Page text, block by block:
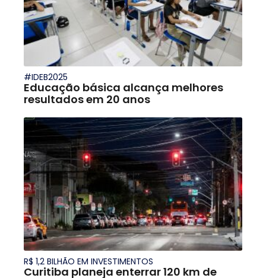
#IDEB2025
Educação básica alcança melhores
resultados em 20 anos
R$ 1,2 BILHÃO EM INVESTIMENTOS
Curitiba planeja enterrar 120 km de